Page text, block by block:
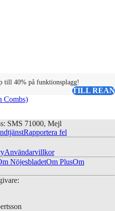
till 40% på funktionsplagg!
TILL REAN
Combs)
SMS 71000, Mejl
Rapportera fel
Användarvillkor
NöjesbladetOm PlusOm